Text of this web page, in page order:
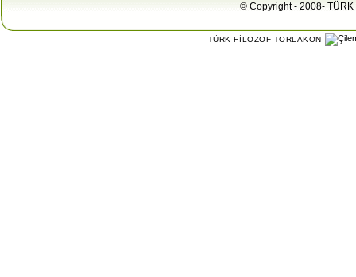
© Copyright - 2008- TÜRK
TÜRK FİLOZOF TORLAKON